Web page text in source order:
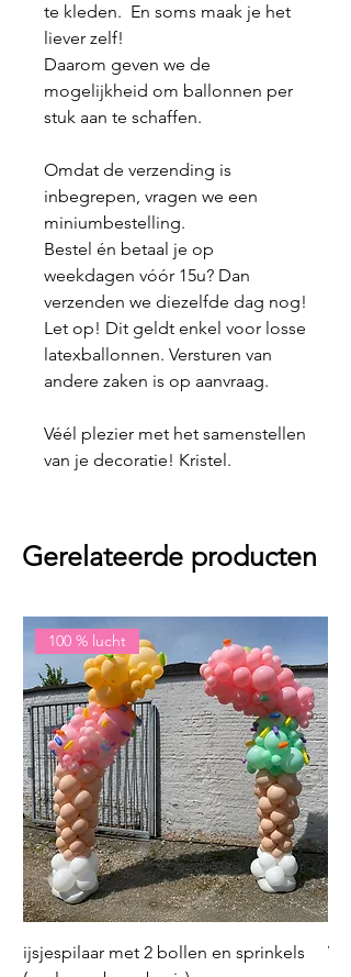
te kleden. En soms maak je het
liever zelf!
Daarom geven we de
mogelijkheid om ballonnen per
stuk aan te schaffen.
Omdat de verzending is
inbegrepen, vragen we een
miniumbestelling.
Bestel én betaal je op
weekdagen vóór 15u? Dan
verzenden we diezelfde dag nog!
Let op! Dit geldt enkel voor losse
latexballonnen. Versturen van
andere zaken is op aanvraag.
Véél plezier met het samenstellen
van je decoratie! Kristel.
Gerelateerde producten
100 % lucht
ijsjespilaar met 2 bollen en sprinkels